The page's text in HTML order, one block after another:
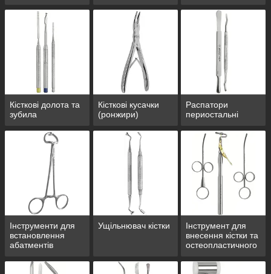
Завжди Ваш,
За подарунками сюди
Детальніше: https://dental-
club.com.ua/g12693651-vyberi-sebe-podarok
Кісткові долота та
зубила
Кісткові кусачки
(ронжири)
Распатори
периостальні
Інструменти для
встановлення
абатментів
Ущільнювач кістки
Інструмент для
внесення кістки та
остеопластичного